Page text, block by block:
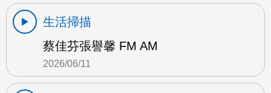
生活掃描
蔡佳芬張譽馨 FM AM
2026/06/11